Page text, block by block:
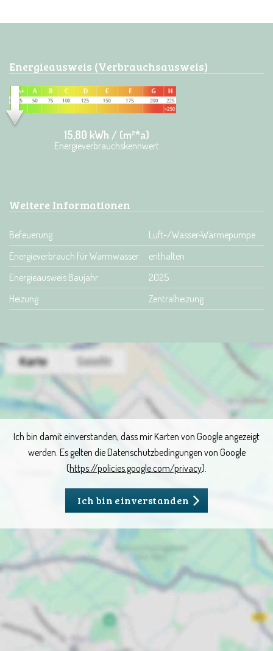
Energieausweis (Verbrauchsausweis)
15,80 kWh / (m²*a)
Energieverbrauchskennwert
Weitere Informationen
Befeuerung
Luft-/Wasser-Wärmepumpe
Energieverbrauch für Warmwasser
enthalten
Energieausweis Baujahr
2025
Heizung
Zentralheizung
Ich bin damit einverstanden, dass mir Karten von Google angezeigt
werden. Es gelten die Datenschutzbedingungen von Google
(https://policies.google.com/privacy).
Ich bin einverstanden